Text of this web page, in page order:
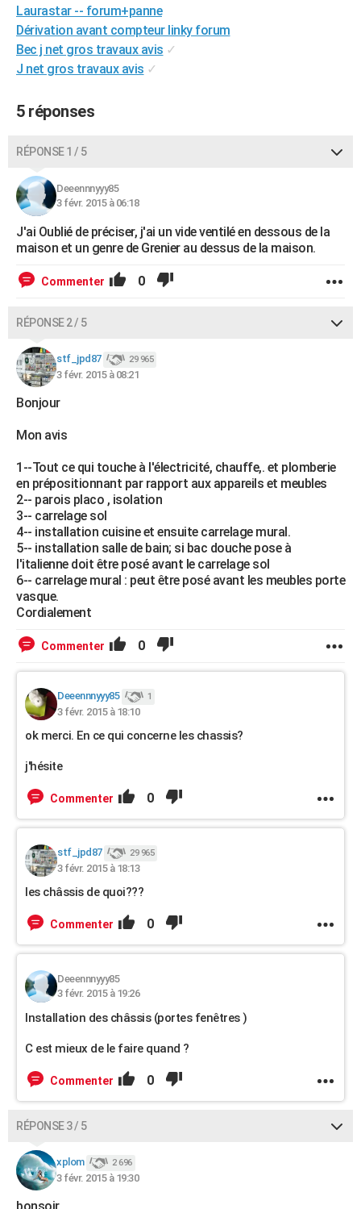
S'inscrire
Se connecter
Lycées
Collèges
Primaires
Universités
Entreprises
Service militaire
Avis de recherche
AVIS DE DÉCÈS
FORUM
Bricolage
Lifestyle
Culture
Sport
Auto
Television
Voyage
Cinema
Laurastar -- forum+panne
Dérivation avant compteur linky forum
Bec j net gros travaux avis ✓
J net gros travaux avis ✓
5 réponses
RÉPONSE 1 / 5
Deeennnyyy85
3 févr. 2015 à 06:18
J'ai Oublié de préciser, j'ai un vide ventilé en dessous de la
maison et un genre de Grenier au dessus de la maison.
Commenter 0
RÉPONSE 2 / 5
stf_jpd87 29 965
3 févr. 2015 à 08:21
Bonjour
Mon avis
1--Tout ce qui touche à l'électricité, chauffe,. et plomberie
en prépositionnant par rapport aux appareils et meubles
2-- parois placo , isolation
3-- carrelage sol
4-- installation cuisine et ensuite carrelage mural.
5-- installation salle de bain; si bac douche pose à
l'italienne doit être posé avant le carrelage sol
6-- carrelage mural : peut être posé avant les meubles porte
vasque.
Cordialement
Commenter 0
Deeennnyyy85 1
3 févr. 2015 à 18:10
ok merci. En ce qui concerne les chassis?
j'hésite
Commenter 0
stf_jpd87 29 965
3 févr. 2015 à 18:13
les châssis de quoi???
Commenter 0
Deeennnyyy85
3 févr. 2015 à 19:26
Installation des châssis (portes fenêtres )
C est mieux de le faire quand ?
Commenter 0
RÉPONSE 3 / 5
xplom 2 696
3 févr. 2015 à 19:30